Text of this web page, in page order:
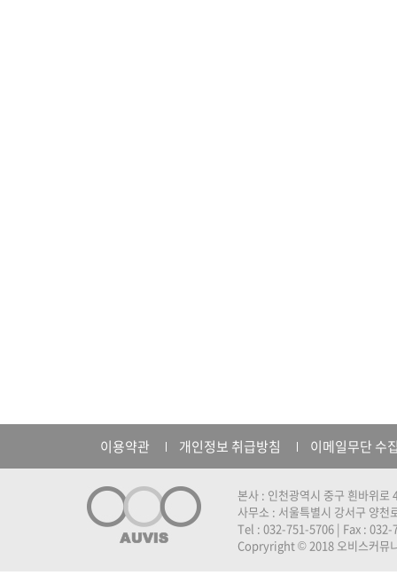
이용약관 개인정보 취급방침 이메일무단 수
본사 : 인천광역시 중구 흰바위
사무소 : 서울특별시 강서구 양천
Tel : 032-751-5706 | Fax :
Copryright © 2018 오비스커뮤